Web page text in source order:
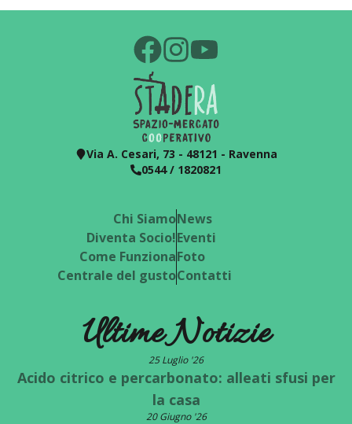
Via A. Cesari, 73 - 48121 - Ravenna
0544 / 1820821
Chi Siamo
Diventa Socio!
Come Funziona
Centrale del gusto
News
Eventi
Foto
Contatti
Ultime Notizie
25 Luglio '26
Acido citrico e percarbonato: alleati sfusi per
la casa
20 Giugno '26